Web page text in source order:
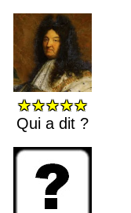
★★★★★
Qui a dit ?